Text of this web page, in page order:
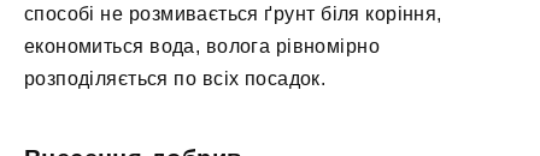
способі не розмивається ґрунт біля коріння,
економиться вода, волога рівномірно
розподіляється по всіх посадок.